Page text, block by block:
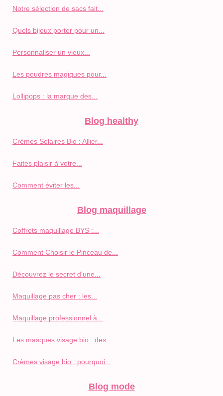
Notre sélection de sacs fait...
Quels bijoux porter pour un...
Personnaliser un vieux...
Les poudres magiques pour...
Lollipops : la marque des...
Blog healthy
Crèmes Solaires Bio : Allier...
Faites plaisir à votre...
Comment éviter les...
Blog maquillage
Coffrets maquillage BYS :...
Comment Choisir le Pinceau de...
Découvrez le secret d'une...
Maquillage pas cher : les...
Maquillage professionnel à...
Les masques visage bio : des...
Crèmes visage bio : pourquoi...
Blog mode